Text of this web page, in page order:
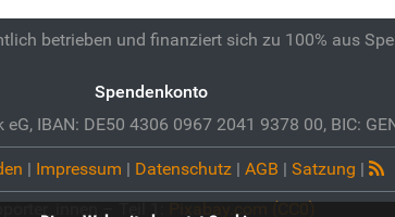
betrieben und finanziert sich zu 100% aus
Spendenkonto
IBAN: DE50 4306 0967 2041 9378 00, BIC:
| Impressum | Datenschutz| AGB | Satzung |
– Teil 1:Pixabay.com (CC0)